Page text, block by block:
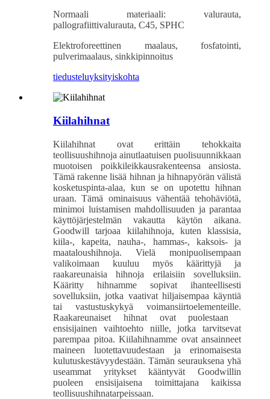
Normaali materiaali: valurauta,
pallografiittivalurauta, C45, SPHC
Elektroforeettinen maalaus, fosfatointi,
pulverimaalaus, sinkkipinnoitus
tiedusteluyksityiskohta
Kiilahihnat
Kiilahihnat ovat erittäin tehokkaita
teollisuushihnoja ainutlaatuisen puolisuunnikkaan
muotoisen poikkileikkausrakenteensa ansiosta.
Tämä rakenne lisää hihnan ja hihnapyörän välistä
kosketuspinta-alaa, kun se on upotettu hihnan
uraan. Tämä ominaisuus vähentää tehohäviötä,
minimoi luistamisen mahdollisuuden ja parantaa
käyttöjärjestelmän vakautta käytön aikana.
Goodwill tarjoaa kiilahihnoja, kuten klassisia,
kiila-, kapeita, nauha-, hammas-, kaksois- ja
maataloushihnoja. Vielä monipuolisempaan
valikoimaan kuuluu myös käärittyjä ja
raakareunaisia ​​hihnoja erilaisiin sovelluksiin.
Kääritty hihnamme sopivat ihanteellisesti
sovelluksiin, jotka vaativat hiljaisempaa käyntiä
tai vastustuskykyä voimansiirtoelementeille.
Raakareunaiset hihnat ovat puolestaan ​​
ensisijainen vaihtoehto niille, jotka tarvitsevat
parempaa pitoa. Kiilahihnamme ovat ansainneet
maineen luotettavuudestaan ​​ja erinomaisesta
kulutuskestävyydestään. Tämän seurauksena yhä
useammat yritykset kääntyvät Goodwillin
puoleen ensisijaisena toimittajana kaikissa
teollisuushihnatarpeissaan.